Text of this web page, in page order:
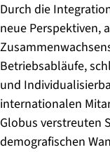
Durch die
neue Perspektiven,
Betriebsabläufe,
und
internationalen
Globus verstreuten
demografischen